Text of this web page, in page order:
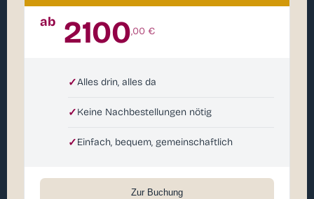
ab 2100,00 €
✓Alles drin, alles da
✓Keine Nachbestellungen nötig
✓Einfach, bequem, gemeinschaftlich
Zur Buchung